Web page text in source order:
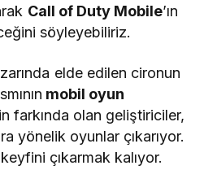
Call of Duty Mobile’ın
söyleyebiliriz.
elde edilen cironun
mobil oyun
farkında olan geliştiriciler,
yönelik oyunlar çıkarıyor.
çıkarmak kalıyor.